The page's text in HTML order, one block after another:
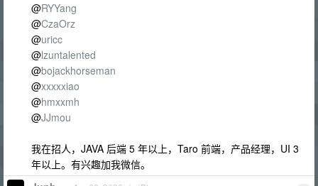
@RYYang
@CzaOrz
@uricc
@lzuntalented
@bojackhorseman
@xxxxxiao
@hmxxmh
@JJmou
我在招人，JAVA 后端 5 年以上，Taro 前端，产品经理，UI 3
年以上。有兴趣加我微信。